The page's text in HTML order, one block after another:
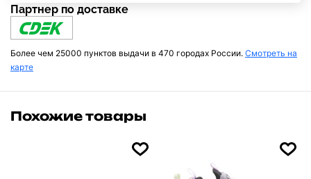
Партнер по доставке
Более чем 25000 пунктов выдачи в 470 городах России. Смотреть на
карте
Похожие товары